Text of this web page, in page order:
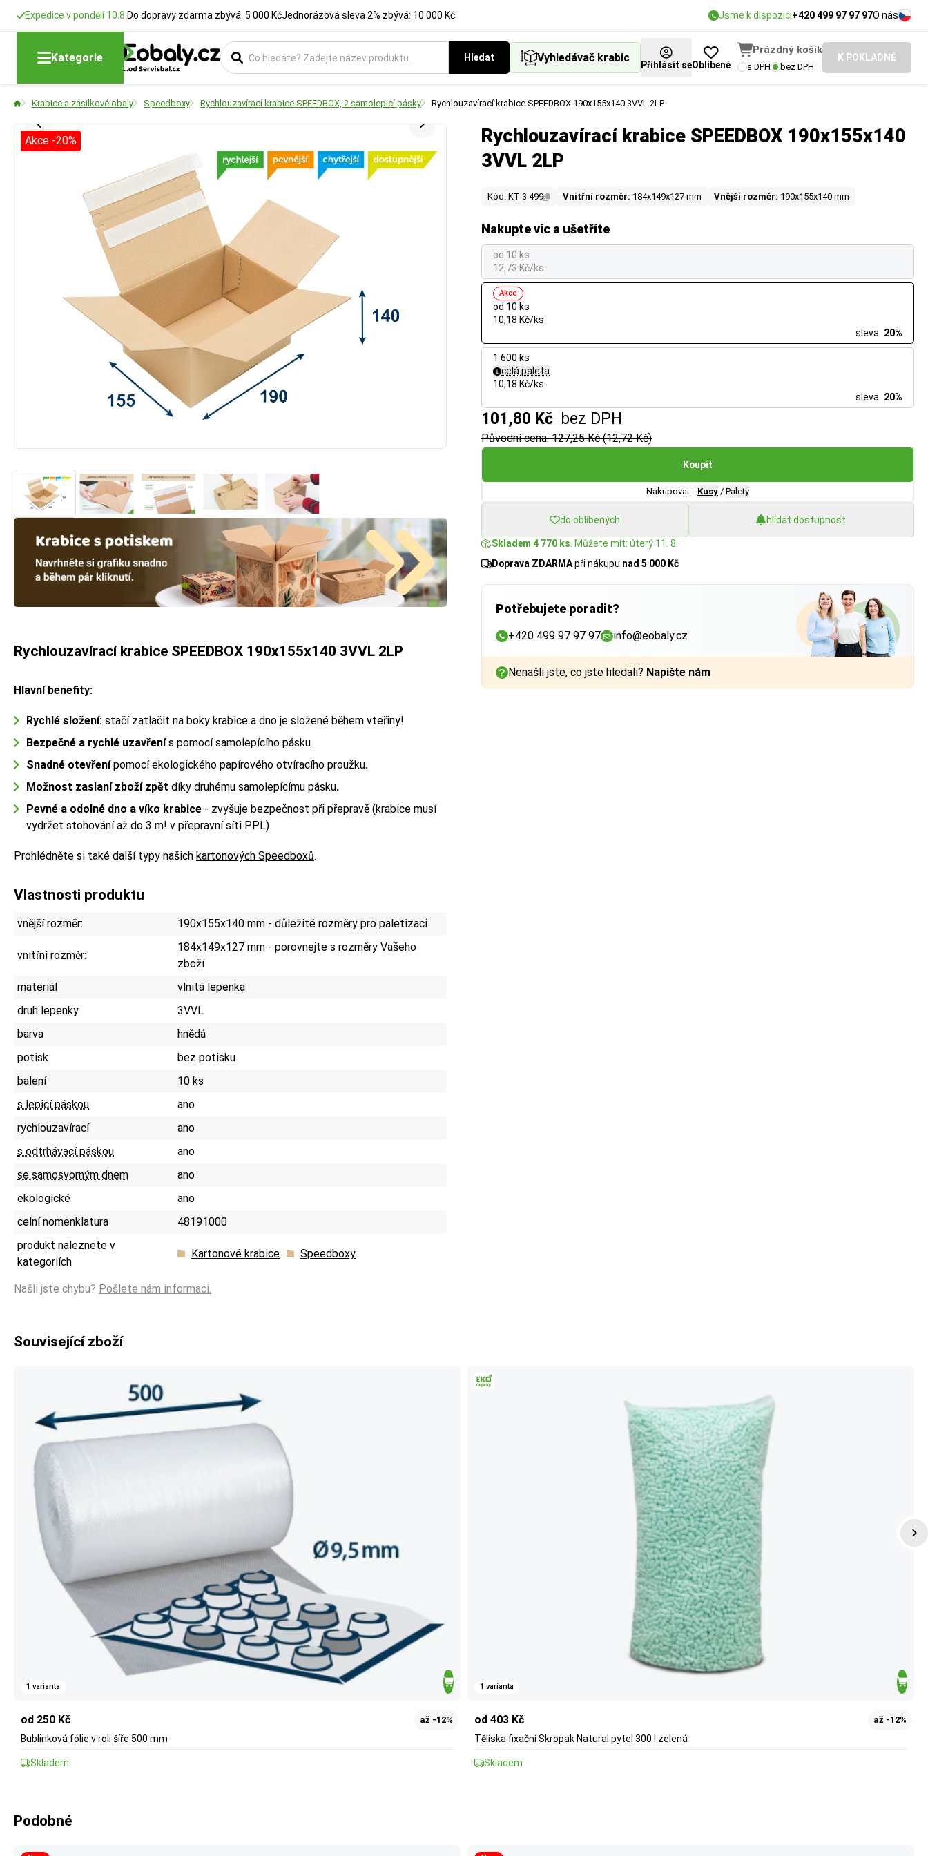
Expedice v pondělí 10.8. Do dopravy zdarma zbývá: 5 000 KčJednorázová sleva 2% zbývá: 10 000 Kč Jsme k dispozici+420 499 97 97 97O nás
Kategorie Hledat Vyhledávač krabic
Přihlásit seOblíbené
Prázdný košík
s DPH bez DPH
K POKLADNĚ
Krabice a zásilkové obaly Speedboxy Rychlouzavírací krabice SPEEDBOX, 2 samolepicí pásky Rychlouzavírací krabice SPEEDBOX 190x155x140 3VVL 2LP
Rychlouzavírací krabice SPEEDBOX 190x155x140
3VVL 2LP
Kód: KT 3 499 Vnitřní rozměr: 184x149x127 mm Vnější rozměr: 190x155x140 mm
Nakupte víc a ušetříte
od 10 ks
12,73 Kč/ks
od 10 ks
Akce
10,18 Kč/ks
sleva 20%
1 600 ks
celá paleta
10,18 Kč/ks
sleva 20%
101,80 Kč bez DPH
Původní cena: 127,25 Kč (12,72 Kč)
Koupit
Nakupovat: Kusy / Palety
do oblíbených hlídat dostupnost
Skladem 4 770 ks . Můžete mít: úterý 11. 8.
Doprava ZDARMApři nákupu nad 5 000 Kč
Potřebujete poradit?
+420 499 97 97 97 info@eobaly.cz
Nenašli jste, co jste hledali? Napište nám
Akce -20%
Rychlouzavírací krabice SPEEDBOX 190x155x140 3VVL 2LP
Hlavní benefity:
Rychlé složení: stačí zatlačit na boky krabice a dno je složené během vteřiny!
Bezpečné a rychlé uzavřenís pomocí samolepícího pásku.
Snadné otevření pomocí ekologického papírového otvíracího proužku.
Možnost zaslaní zboží zpět díky druhému samolepícímu pásku.
Pevné a odolné dno a víko krabice - zvyšuje bezpečnost při přepravě (krabice musí
vydržet stohování až do 3 m! v přepravní síti PPL)
Prohlédněte si také další typy našich kartonových Speedboxů.
Vlastnosti produktu
vnější rozměr: 190x155x140 mm - důležité rozměry pro paletizaci
vnitřní rozměr:
184x149x127 mm - porovnejte s rozměry Vašeho
zboží
materiál
vlnitá lepenka
druh lepenky
3VVL
barva
hnědá
potisk
bez potisku
balení
10 ks
s lepicí páskou
ano
rychlouzavírací
ano
s odtrhávací páskou
ano
se samosvorným dnem
ano
ekologické
ano
celní nomenklatura
48191000
produkt naleznete v
kategoriích
Kartonové krabice Speedboxy
Našli jste chybu? Pošlete nám informaci.
Související zboží
1 varianta
od 250 Kč až -12%
Bublinková fólie v roli šíře 500 mm
Skladem
1 varianta
od 403 Kč až -12%
Tělíska fixační Skropak Natural pytel 300 l zelená
Skladem
Podobné